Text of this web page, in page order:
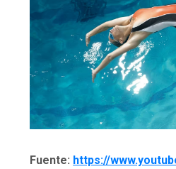
Fuente: https://